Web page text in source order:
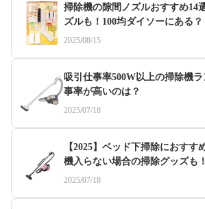
掃除機の隙間ノズルおすすめ14
ズルも！100均ダイソーにある？
2025/08/15
吸引仕事率500W以上の掃除機
事率が高いのは？
2025/07/18
【2025】ベッド下掃除におすす
機入らない場合の掃除グッズも！
2025/07/18